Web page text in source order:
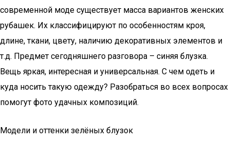
современной моде существует масса вариантов женских
рубашек. Их классифицируют по особенностям кроя,
длине, ткани, цвету, наличию декоративных элементов и
т.д. Предмет сегодняшнего разговора – синяя блузка.
Вещь яркая, интересная и универсальная. С чем одеть и
куда носить такую одежду? Разобраться во всех вопросах
помогут фото удачных композиций.
Модели и оттенки зелёных блузок